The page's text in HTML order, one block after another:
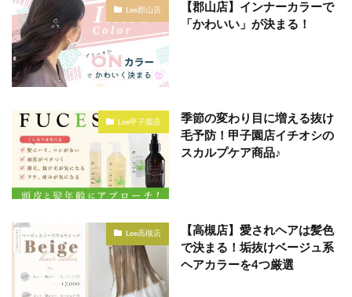
Lee郡山店
【郡山店】インナーカラーで
「かわいい」が決まる！
Lee甲子園店
季節の変わり目に増える抜け
毛予防！甲子園店イチオシの
スカルプケア商品♪
Lee高槻店
【高槻店】愛されヘアは髪色
で決まる！垢抜けベージュ系
ヘアカラーを4つ厳選